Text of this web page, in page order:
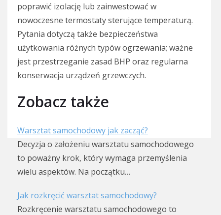
poprawić izolację lub zainwestować w
nowoczesne termostaty sterujące temperaturą.
Pytania dotyczą także bezpieczeństwa
użytkowania różnych typów ogrzewania; ważne
jest przestrzeganie zasad BHP oraz regularna
konserwacja urządzeń grzewczych.
Zobacz także
Warsztat samochodowy jak zacząć?
Decyzja o założeniu warsztatu samochodowego
to poważny krok, który wymaga przemyślenia
wielu aspektów. Na początku…
Jak rozkręcić warsztat samochodowy?
Rozkręcenie warsztatu samochodowego to